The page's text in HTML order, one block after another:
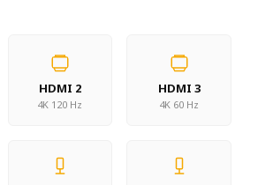
HDMI 2
4K 120 Hz
HDMI 3
4K 60 Hz